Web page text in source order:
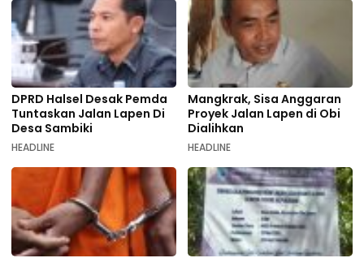
DPRD Halsel Desak Pemda
Tuntaskan Jalan Lapen Di
Desa Sambiki
HEADLINE
Mangkrak, Sisa Anggaran
Proyek Jalan Lapen di Obi
Dialihkan
HEADLINE